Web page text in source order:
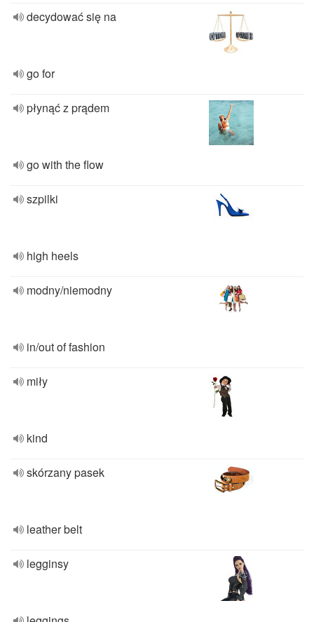
decydować się na
go for
płynąć z prądem
go with the flow
szpilki
high heels
modny/niemodny
in/out of fashion
miły
kind
skórzany pasek
leather belt
legginsy